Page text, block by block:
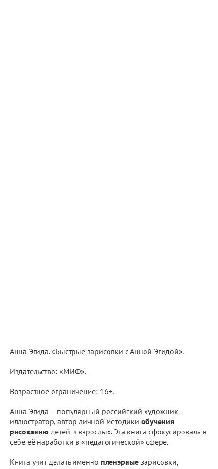
Анна Эгида. «Быстрые зарисовки с Анной Эгидой».
Издательство: «МИФ».
Возрастное ограничение: 16+.
Анна Эгида – популярный российский художник-
иллюстратор, автор личной методики обучения
рисованию детей и взрослых. Эта книга сфокусировала в
себе её наработки в «педагогической» сфере.
Книга учит делать именно пленэрные зарисовки,